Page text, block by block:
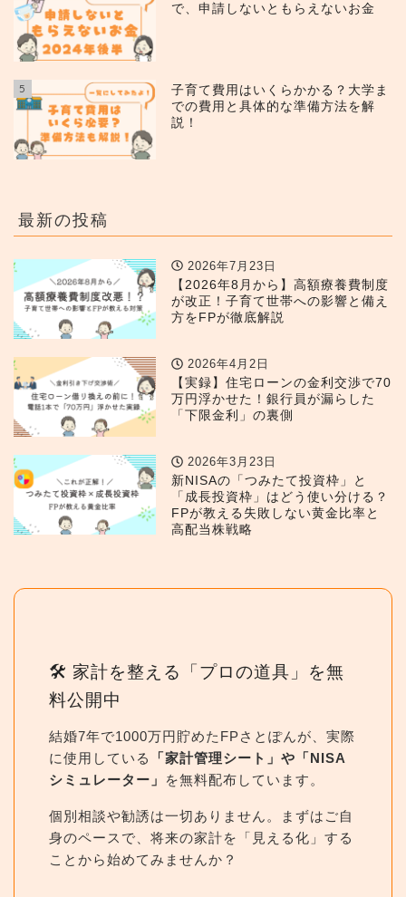
で、申請しないともらえないお金
5
子育て費用はいくらかかる？大学ま
での費用と具体的な準備方法を解
説！
最新の投稿
2026年7月23日
【2026年8月から】高額療養費制度
が改正！子育て世帯への影響と備え
方をFPが徹底解説
2026年4月2日
【実録】住宅ローンの金利交渉で70
万円浮かせた！銀行員が漏らした
「下限金利」の裏側
2026年3月23日
新NISAの「つみたて投資枠」と
「成長投資枠」はどう使い分ける？
FPが教える失敗しない黄金比率と
高配当株戦略
🛠 家計を整える「プロの道具」を無
料公開中
結婚7年で1000万円貯めたFPさとぽんが、実際
に使用している
「家計管理シート」や「NISA
シミュレーター」
を無料配布しています。
個別相談や勧誘は一切ありません。まずはご自
身のペースで、将来の家計を「見える化」する
ことから始めてみませんか？